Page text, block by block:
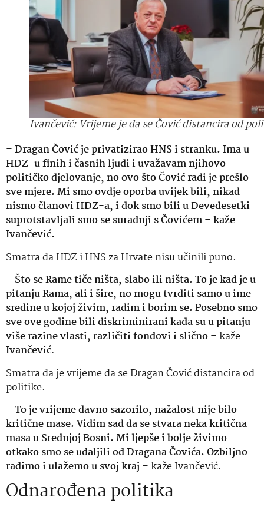
Ivančević: Vrijeme je da se Čović distancira od
–Dragan Čović je privatizirao HNS i stranku. Ima u
HDZ-u finih i časnih ljudi i uvažavam njihovo
političko djelovanje, no ovo što Čović radi je prešlo
sve mjere. Mi smo ovdje oporba uvijek bili, nikad
nismo članovi HDZ-a, i dok smo bili u Devedesetki
suprotstavljali smo se suradnji s Čovićem – kaže
Ivančević.
Smatra da HDZ i HNS za Hrvate nisu učinili puno.
– Što se Rame tiče ništa, slabo ili ništa. To je kad je u
pitanju Rama, ali i šire, no mogu tvrditi samo u ime
sredine u kojoj živim, radim i borim se. Posebno smo
sve ove godine bili diskriminirani kada su u pitanju
više razine vlasti, različiti fondovi i slično– kaže
Ivančević.
Smatra da je vrijeme da se Dragan Čović distancira od
politike.
–To je vrijeme davno sazorilo, nažalost nije bilo
kritične mase. Vidim sad da se stvara neka kritična
masa u Srednjoj Bosni. Mi ljepše i bolje živimo
otkako smo se udaljili od Dragana Čovića. Ozbiljno
radimo i ulažemo u svoj kraj – kaže Ivančević.
Odnarođena politika